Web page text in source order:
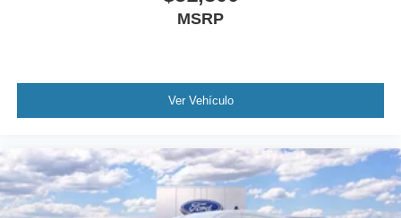
MSRP
Ver Vehículo